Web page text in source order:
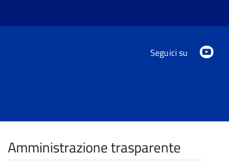
Seguici su
Amministrazione trasparente